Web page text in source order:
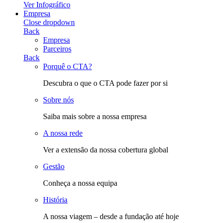
Ver Infográfico
Empresa
Close dropdown
Back
Empresa
Parceiros
Back
Porquê o CTA?
Descubra o que o CTA pode fazer por si
Sobre nós
Saiba mais sobre a nossa empresa
A nossa rede
Ver a extensão da nossa cobertura global
Gestão
Conheça a nossa equipa
História
A nossa viagem – desde a fundação até hoje